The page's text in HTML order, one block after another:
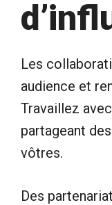
Les
audience et
Travaillez
partageant
vôtres.
Des